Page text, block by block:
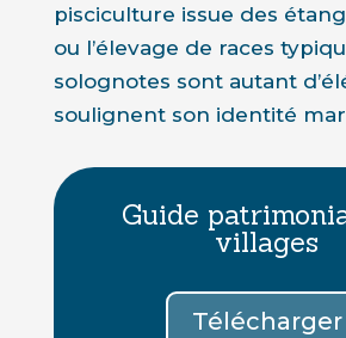
pisciculture issue des
ou l’élevage de races
solognotes sont autant
soulignent son identité
Guide
villages
Télécharger